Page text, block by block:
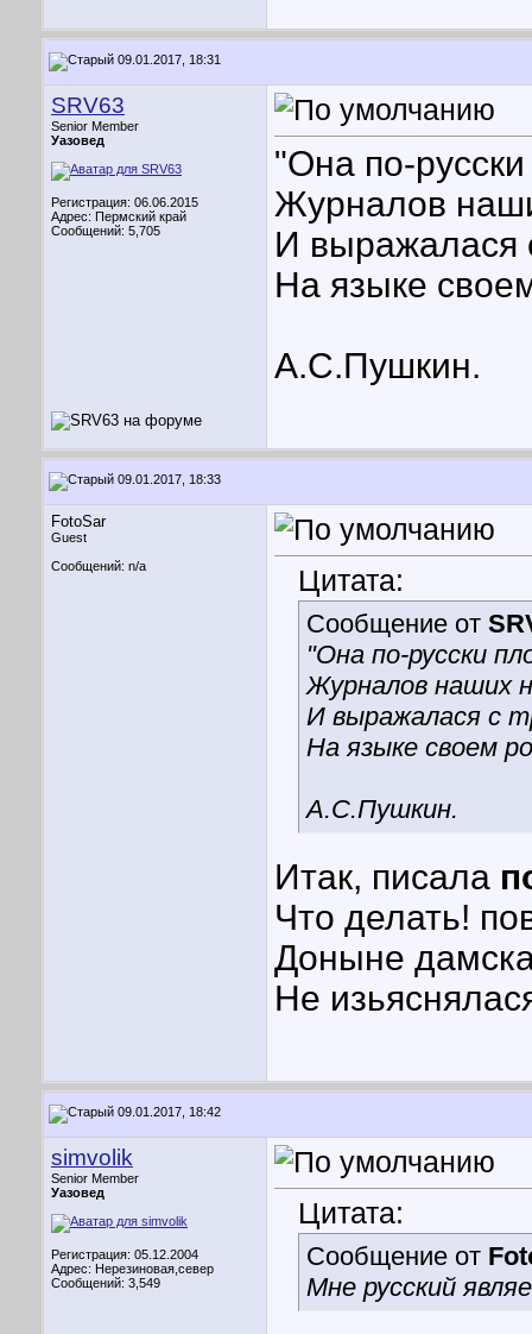
09.01.2017, 18:31
SRV63
Senior Member
Уазовед
Регистрация: 06.06.2015
Адрес: Пермский край
Сообщений: 5,705
"Она по-
Журналов
И выражалася
На языке
А.С.Пушкин.
09.01.2017, 18:33
FotoSar
Guest
Сообщений: n/a
Цитата:
Сообщение от
"Она по-русски
Журналов наших
И выражалася с
На языке своем
А.С.Пушкин.
Итак, писала
Что делать!
Доныне
Не
09.01.2017, 18:42
simvolik
Senior Member
Уазовед
Регистрация: 05.12.2004
Адрес: Нерезиновая,север
Сообщений: 3,549
Цитата:
Сообщение от
Мне русский